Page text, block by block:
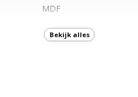
MDF
2 Bekijk alles